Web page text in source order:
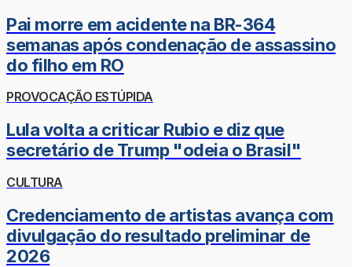
Pai morre em acidente na BR-364
semanas após condenação de assassino
do filho em RO
PROVOCAÇÃO ESTÚPIDA
Lula volta a criticar Rubio e diz que
secretário de Trump "odeia o Brasil"
CULTURA
Credenciamento de artistas avança com
divulgação do resultado preliminar de
2026